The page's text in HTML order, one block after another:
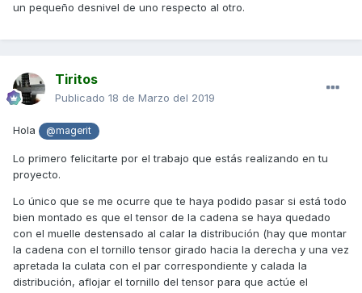
un pequeño desnivel de uno respecto al otro.
Tiritos
Publicado 18 de Marzo del 2019
Hola @magerit
Lo primero felicitarte por el trabajo que estás realizando en tu
proyecto.
Lo único que se me ocurre que te haya podido pasar si está todo
bien montado es que el tensor de la cadena se haya quedado
con el muelle destensado al calar la distribución (hay que montar
la cadena con el tornillo tensor girado hacia la derecha y una vez
apretada la culata con el par correspondiente y calada la
distribución, aflojar el tornillo del tensor para que actúe el